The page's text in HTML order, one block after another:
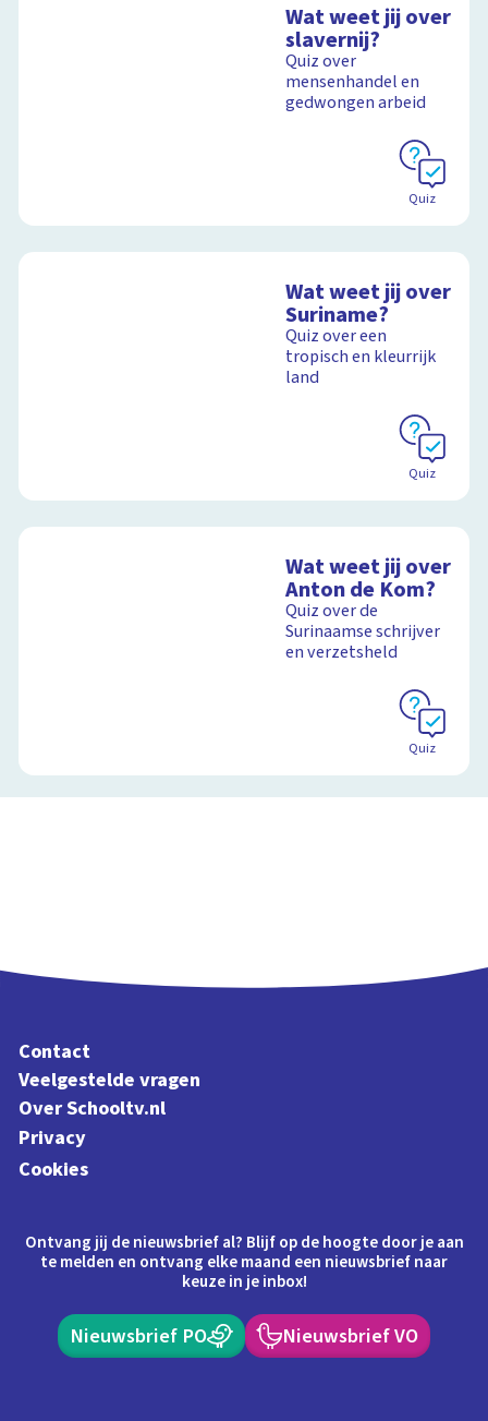
Wat weet jij over
slavernij?
Quiz over
mensenhandel en
gedwongen arbeid
Quiz
Wat weet jij over
Suriname?
Quiz over een
tropisch en kleurrijk
land
Quiz
Wat weet jij over
Anton de Kom?
Quiz over de
Surinaamse schrijver
en verzetsheld
Quiz
Contact
Veelgestelde vragen
Over Schooltv.nl
Privacy
Cookies
Ontvang jij de nieuwsbrief al? Blijf op de hoogte door je aan
te melden en ontvang elke maand een nieuwsbrief naar
keuze in je inbox!
Nieuwsbrief PO Nieuwsbrief VO